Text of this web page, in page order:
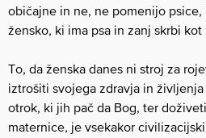
običajne in ne, ne pomenijo psice,
žensko, ki ima psa in zanj skrbi kot
To, da ženska danes ni stroj za
iztrošiti svojega zdravja in
otrok, ki jih pač da Bog, ter
maternice, je vsekakor